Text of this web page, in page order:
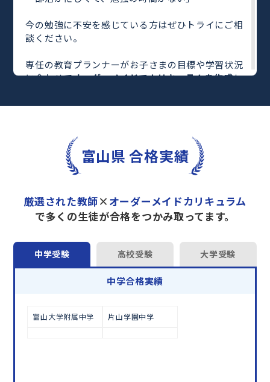
今の勉強に不安を感じている方はぜひトライにご相
談ください。
専任の教育プランナーがお子さまの目標や学習状況
に合わせてオーダーメイドでカリキュラムを作成し
完全マンツーマンで自分に合った教師がわかるまで
さらに、単元別の学習の理解度がわかる「AI学習診
や授業内容や授業以外の勉強をナビゲートする
「DAILY TRY」
など、豊富な学習コンテンツが
トライで一緒に“自己最高得点”を目指しません
か？
オンラインでの学習面談も承っております。
学習相談のお申し込みはこちら
富山県 合格実績
厳選された教師× オーダーメイドカリキュラム
で多くの生徒が合格をつかみ取ってます。
中学受験 高校受験 大学受験
中学合格実績
富山大学附属中学 片山学園中学